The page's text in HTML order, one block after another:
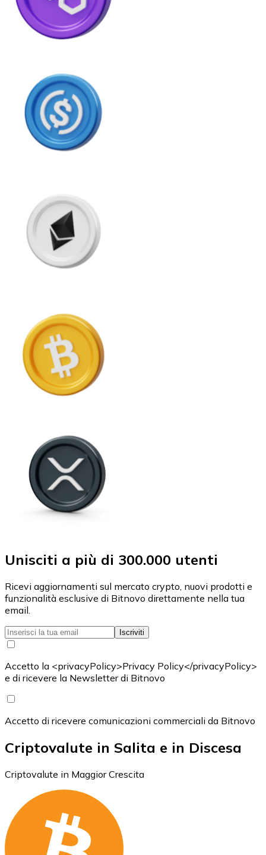
Unisciti a più di 300.000 utenti
Ricevi aggiornamenti sul mercato crypto, nuovi prodotti e
funzionalità esclusive di Bitnovo direttamente nella tua
email.
Iscriviti
Accetto la <privacyPolicy>Privacy Policy</privacyPolicy>
e di ricevere la Newsletter di Bitnovo
Accetto di ricevere comunicazioni commerciali da Bitnovo
Criptovalute in Salita e in Discesa
Criptovalute in Maggior Crescita